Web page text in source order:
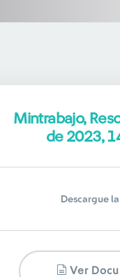
Mintrabajo,
de 2023,
Descargue
Ver